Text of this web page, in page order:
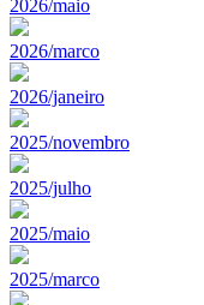
2026/maio
2026/marco
2026/janeiro
2025/novembro
2025/julho
2025/maio
2025/marco